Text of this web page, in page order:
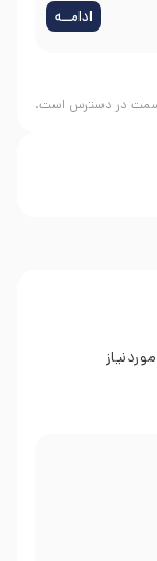
قسمت در دسترس است.
ادامــه